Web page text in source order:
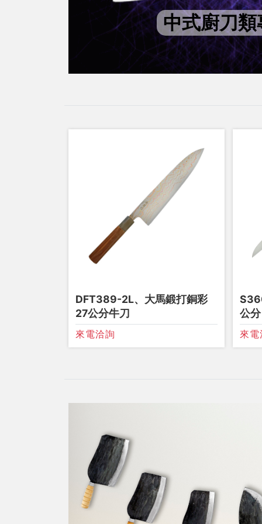
中式廚刀類
DFT389-2L、大馬鍛打銅彩
27公分牛刀
來電洽詢
公
來